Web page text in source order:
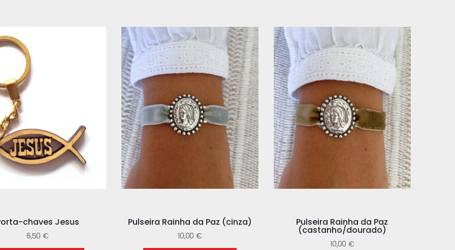
chaves Jesus
6,50€
Pulseira Rainha da Paz (cinza)
10,00 €
Pulseira Rainha da Paz
(castanho/dourado)
10,00 €